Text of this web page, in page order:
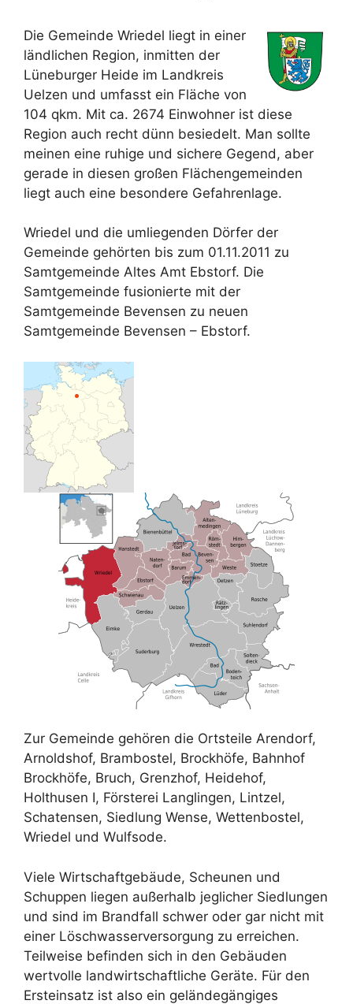
Die Gemeinde Wriedel liegt in einer
ländlichen Region, inmitten der
Lüneburger Heide im Landkreis
Uelzen und umfasst ein Fläche von
104 qkm. Mit ca. 2674 Einwohner ist diese
Region auch recht dünn besiedelt. Man sollte
meinen eine ruhige und sichere Gegend, aber
gerade in diesen großen Flächengemeinden
liegt auch eine besondere Gefahrenlage.
Wriedel und die umliegenden Dörfer der
Gemeinde gehörten bis zum 01.11.2011 zu
Samtgemeinde Altes Amt Ebstorf. Die
Samtgemeinde fusionierte mit der
Samtgemeinde Bevensen zu neuen
Samtgemeinde Bevensen – Ebstorf.
Zur Gemeinde gehören die Ortsteile Arendorf,
Arnoldshof, Brambostel, Brockhöfe, Bahnhof
Brockhöfe, Bruch, Grenzhof, Heidehof,
Holthusen I, Försterei Langlingen, Lintzel,
Schatensen, Siedlung Wense, Wettenbostel,
Wriedel und Wulfsode.
Viele Wirtschaftgebäude, Scheunen und
Schuppen liegen außerhalb jeglicher Siedlungen
und sind im Brandfall schwer oder gar nicht mit
einer Löschwasserversorgung zu erreichen.
Teilweise befinden sich in den Gebäuden
wertvolle landwirtschaftliche Geräte. Für den
Ersteinsatz ist also ein geländegängiges